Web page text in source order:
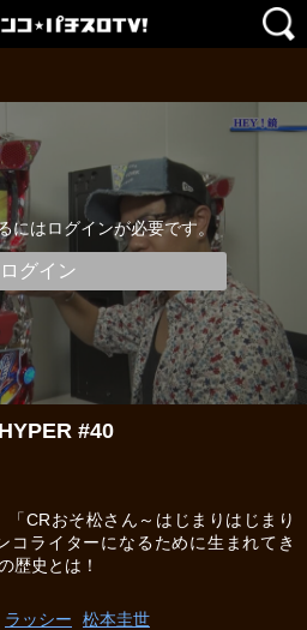
にはログインが必要です。
ログイン
#40
CRおそ松さん～はじまりはじまり
コライターになるために生まれてき
歴史とは！
ラッシー 松本圭世